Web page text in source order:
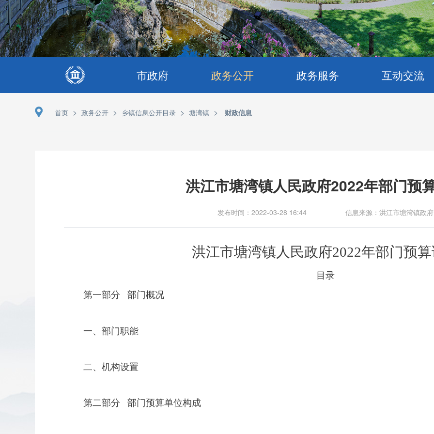
市政府 政务公开 政务服务 互动交流
首页 > 政务公开 > 乡镇信息公开目录 > 塘湾镇 > 财政信息
洪江市塘湾镇人民政府2022年部门预
发布时间：2022-03-28 16:44 信息来源：洪江市塘湾镇政府
洪江市塘湾镇人民政府2022年部门预
目录
第一部分 部门概况
一、部门职能
二、机构设置
第二部分 部门预算单位构成